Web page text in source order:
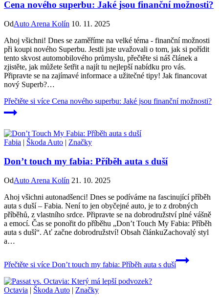
Cena nového superbu: Jaké jsou finanční možnosti?
OdAuto Arena Kolín 10. 11. 2025
Ahoj všichni! Dnes se zaměříme na velké⁢ téma ⁣- finanční možnosti
při koupi nového Superbu.‍ Jestli jste uvažovali ⁤o tom, jak si pořídit
tento skvost automobilového průmyslu, přečtěte si náš článek a
zjistěte, ⁣jak můžete‍ šetřit a najít tu ⁣nejlepší nabídku pro⁢ vás.
Připravte se ‍na ‍zajímavé informace a užitečné tipy! Jak financovat
nový Superb?…
Přečtěte si více Cena nového superbu: Jaké jsou finanční možnosti?
Fabia | Škoda Auto | Značky
Don’t touch my fabia: Příběh auta s duší
OdAuto Arena Kolín 21. 10. 2025
Ahoj všichni autonadšenci! Dnes se podíváme na fascinující příběh
auta s duší – Fabia. Není to jen obyčejné auto, je to z drobných
příběhů, z vlastního srdce. Připravte se na dobrodružství plné vášně
a emocí. Čas se ponořit do příběhu „Don’t Touch My Fabia: Příběh
auta s duší“. Ať začne dobrodružství! Obsah článkuZachovalý styl
a…
Přečtěte si více Don’t touch my fabia: Příběh auta s duší
Octavia | Škoda Auto | Značky